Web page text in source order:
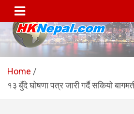
content
HKNepal.com –
सञ्चालित पहिलो
पत्रिका
hknepal, hknepal.com, hk nepal, hk nepal
Home
१३ बुँदे घोषणा पत्र जारी गर्दै सकियो